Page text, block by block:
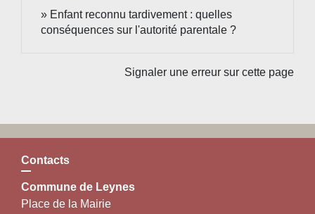
Enfant reconnu tardivement : quelles
conséquences sur l'autorité parentale ?
Signaler une erreur sur cette page
Contacts
Commune de Leynes
Place de la Mairie